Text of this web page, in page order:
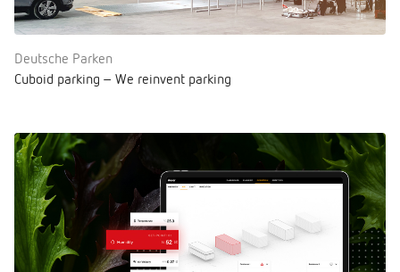
Deutsche Parken
Cuboid parking – We reinvent parking